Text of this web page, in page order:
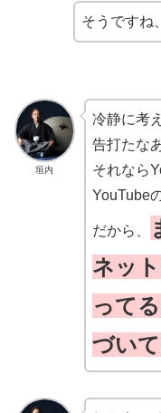
そうですね
垣内
冷静に考
告打たな
それなら
YouTube
だから、
ネッ
って
づい